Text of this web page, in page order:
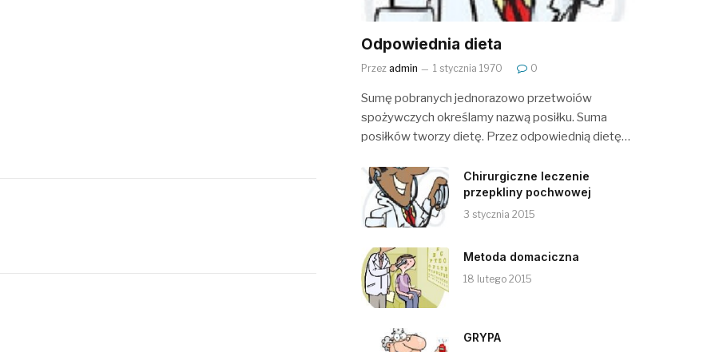
Odpowiednia dieta
Przez admin 1 stycznia 1970 0
Sumę pobranych jednorazowo przetwoiów
spożywczych określamy nazwą posiłku. Suma
posiłków tworzy dietę. Przez odpowiednią dietę…
Chirurgiczne leczenie
przepkliny pochwowej
3 stycznia 2015
Metoda domaciczna
18 lutego 2015
GRYPA